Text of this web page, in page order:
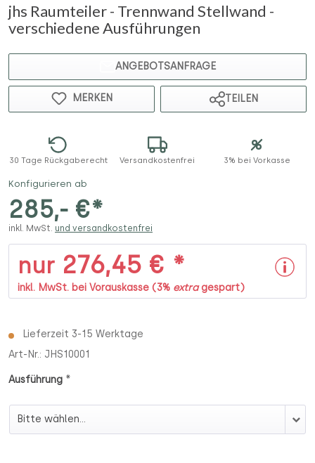
jhs Raumteiler - Trennwand Stellwand -
verschiedene Ausführungen
ANGEBOTSANFRAGE
MERKEN TEILEN
30 Tage Rückgaberecht Versandkostenfrei 3% bei Vorkasse
Konfigurieren ab
285,- €*
inkl. MwSt. und versandkostenfrei
nur 276,45 € *
inkl. MwSt. bei Vorauskasse (3% extragespart)
Lieferzeit 3-15 Werktage
Art-Nr.: JHS10001
Ausführung *
Ausführung